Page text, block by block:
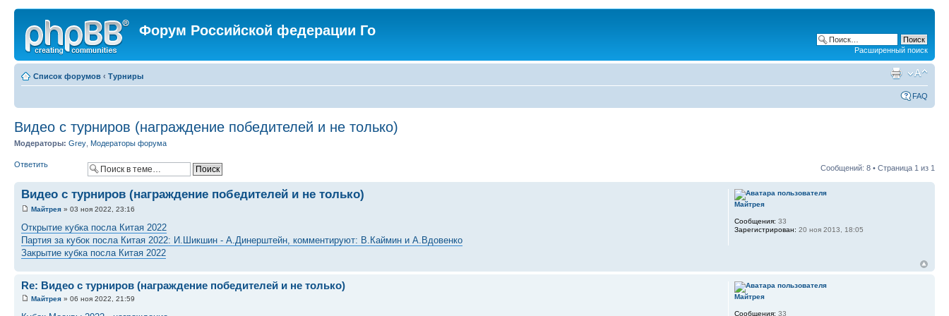
Форум Российской федерации Го
Расширенный поиск
Список форумов ‹ Турниры
FAQ
Видео с турниров (награждение победителей и не только)
Модераторы: Grey Модераторы форума
Ответить Сообщений: 8 • Страница 1 из 1
Видео с турниров (награждение победителей и не только)
Майтрея » 03 ноя 2022, 23:16
Открытие кубка посла Китая 2022
Партия за кубок посла Китая 2022: И.Шикшин - А.Динерштейн, комментируют: В.Каймин и А.Вдовенко
Закрытие кубка посла Китая 2022
Майтрея
Сообщения: 33
Зарегистрирован: 20 ноя 2013, 18:05
Re: Видео с турниров (награждение победителей и не только)
Майтрея » 06 ноя 2022, 21:59 Майтрея
Сообщения: 33